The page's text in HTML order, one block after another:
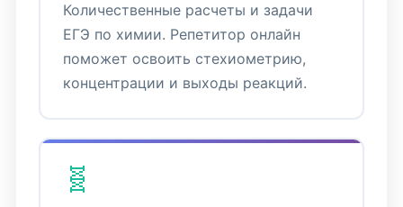
Количественные расчеты и задачи
ЕГЭ по химии. Репетитор онлайн
поможет освоить стехиометрию,
концентрации и выходы реакций.
🧬